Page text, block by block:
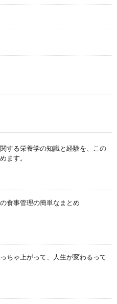
する栄養学の知識と経験を、この
ます。
食事管理の簡単なまとめ
ちゃ上がって、人生が変わるって